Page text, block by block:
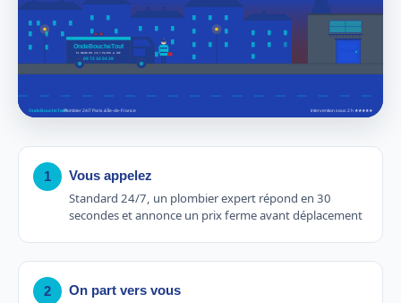
1 Vous appelez
Standard 24/7, un plombier expert répond en 30
secondes et annonce un prix ferme avant déplacement
2 On part vers vous